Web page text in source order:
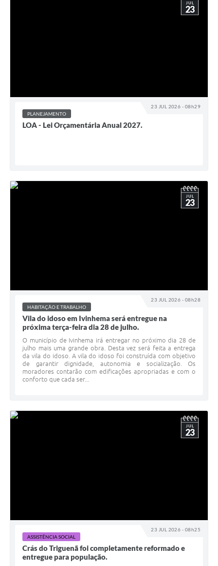
23 JUL 2026 - 08h29
JUL
23
PLANEJAMENTO
LOA - Lei Orçamentária Anual 2027.
23 JUL 2026 - 08h28
JUL
23
HABITAÇÃO E TRABALHO
Vila do idoso em Ivinhema será entregue na
próxima terça-feira dia 28 de julho.
O município de Ivinhema irá entregar no próximo dia 28 de
julho mais uma grande obra. Desta vez será feita a entrega
da vila do idoso. A vila do idoso foi construída com objetivo
de garantir dignidade, autonomia e socialização. Os
moradores contarão com edificações apropriadas e com o
conforto que cada ser...
23 JUL 2026 - 08h25
JUL
23
ASSISTÊNCIA SOCIAL
Crás do Triguenã foi completamente reformado e
entregue para população.